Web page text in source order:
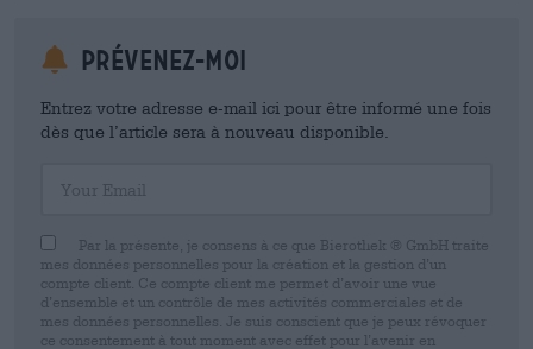
Prévenez-moi
Entrez votre adresse e-mail ici pour être informé une fois
dès que l’article sera à nouveau disponible.
Par la présente, je consens à ce que Bierothek ® GmbH traite
mes données personnelles pour la création et la gestion d’un
compte client. Ce compte client me permet d’avoir une vue
d’ensemble et un contrôle de mes activités commerciales et de
mes données personnelles. Je suis conscient que je peux révoquer
ce consentement à tout moment avec effet pour l’avenir en